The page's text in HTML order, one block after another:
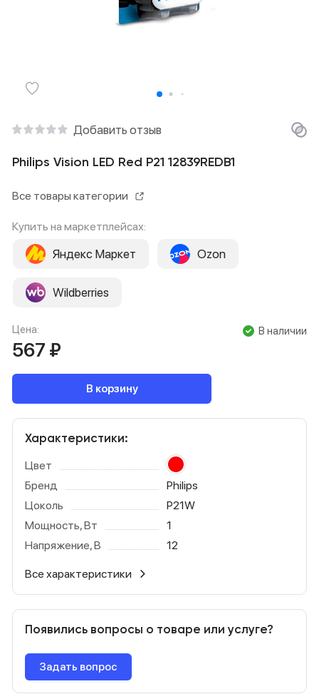
Добавить отзыв
Philips Vision LED Red P21 12839REDB1
Все товары категории
Купить на маркетплейсах:
Яндекс Маркет Ozon
Wildberries
Цена:
567 ₽
В наличии
В корзину
Характеристики:
Цвет
Бренд
Philips
Цоколь
P21W
Мощность, Вт
1
Напряжение, В
12
Все характеристики
Появились вопросы о товаре или услуге?
Задать вопрос